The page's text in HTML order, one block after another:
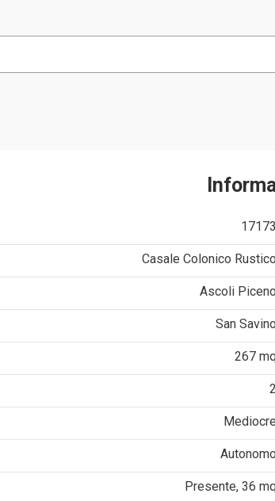
17173
Casale Colonico Rustico
Ascoli Piceno
San Savino
267
2
Mediocre
Autonomo
Presente, 36